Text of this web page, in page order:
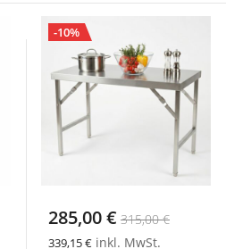
-10%
285,00 € 315,00 €
339,15 € inkl. MwSt.